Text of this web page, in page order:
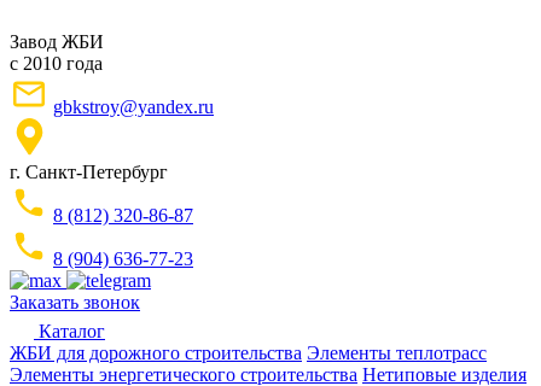
Завод ЖБИ
с 2010 года
gbkstroy@yandex.ru
г. Санкт-Петербург
8 (812) 320-86-87
8 (904) 636-77-23
Заказать звонок
Каталог
ЖБИ для дорожного строительства Элементы теплотрасс
Элементы энергетического строительства Нетиповые изделия